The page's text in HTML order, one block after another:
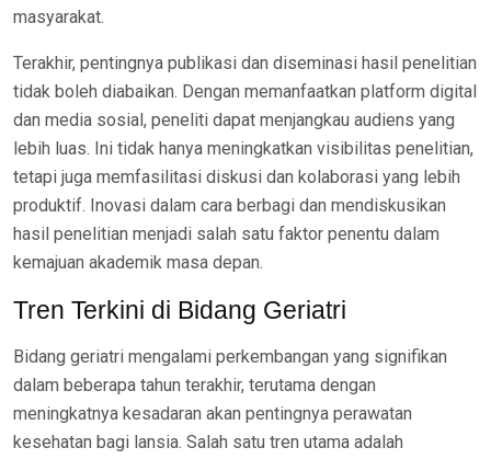
masyarakat.
Terakhir, pentingnya publikasi dan diseminasi hasil penelitian
tidak boleh diabaikan. Dengan memanfaatkan platform digital
dan media sosial, peneliti dapat menjangkau audiens yang
lebih luas. Ini tidak hanya meningkatkan visibilitas penelitian,
tetapi juga memfasilitasi diskusi dan kolaborasi yang lebih
produktif. Inovasi dalam cara berbagi dan mendiskusikan
hasil penelitian menjadi salah satu faktor penentu dalam
kemajuan akademik masa depan.
Tren Terkini di Bidang Geriatri
Bidang geriatri mengalami perkembangan yang signifikan
dalam beberapa tahun terakhir, terutama dengan
meningkatnya kesadaran akan pentingnya perawatan
kesehatan bagi lansia. Salah satu tren utama adalah